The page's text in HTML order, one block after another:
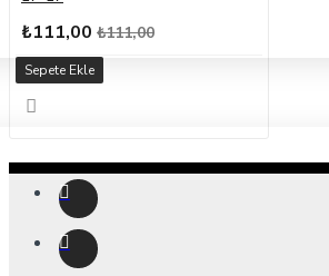
₺111,00 ₺111,00
Sepete Ekle